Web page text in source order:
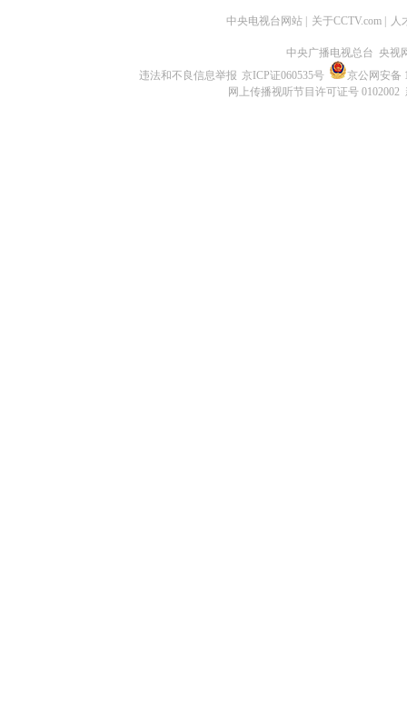
中央电视台网站 关于CCTV.com 人
中央广播电视总台 央视
违法和不良信息举报 京ICP证060535号
京公网安备
网上传播视听节目许可证号 0102002